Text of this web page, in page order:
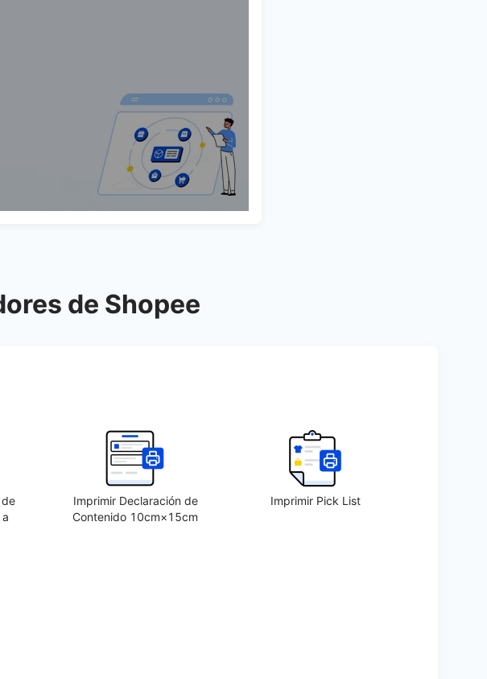
de Shopee
Imprimir Declaración de
Contenido 10cm×15cm
Imprimir Pick List